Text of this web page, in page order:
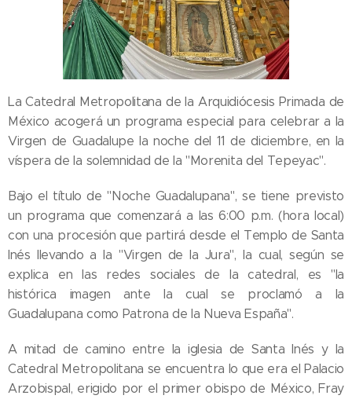
La Catedral Metropolitana de la Arquidiócesis Primada de
México acogerá un programa especial para celebrar a la
Virgen de Guadalupe la noche del 11 de diciembre, en la
víspera de la solemnidad de la "Morenita del Tepeyac".
Bajo el título de "Noche Guadalupana", se tiene previsto
un programa que comenzará a las 6:00 p.m. (hora local)
con una procesión que partirá desde el Templo de Santa
Inés llevando a la "Virgen de la Jura", la cual, según se
explica en las redes sociales de la catedral, es "la
histórica imagen ante la cual se proclamó a la
Guadalupana como Patrona de la Nueva España".
A mitad de camino entre la iglesia de Santa Inés y la
Catedral Metropolitana se encuentra lo que era el Palacio
Arzobispal, erigido por el primer obispo de México, Fray